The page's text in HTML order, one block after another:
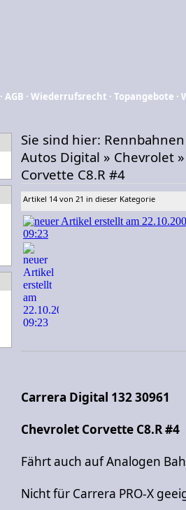
·AGB ·Wiederrufsrecht ·Topangebote ·
Sie sind hier: Rennbahnen
Autos Digital » Chevrolet
Corvette C8.R #4
Artikel 14 von 21 in dieser Kategorie
Carrera Digital 132 30961
Chevrolet Corvette C8.R #4
Fährt auch auf Analogen
Nicht für Carrera PRO-X